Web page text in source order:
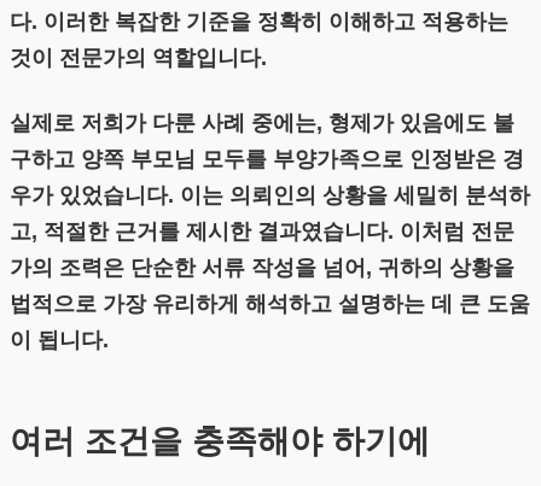
다. 이러한 복잡한 기준을 정확히 이해하고 적용하는
것이 전문가의 역할입니다.
실제로 저희가 다룬 사례 중에는, 형제가 있음에도 불
구하고 양쪽 부모님 모두를 부양가족으로 인정받은 경
우가 있었습니다. 이는 의뢰인의 상황을 세밀히 분석하
고, 적절한 근거를 제시한 결과였습니다. 이처럼 전문
가의 조력은 단순한 서류 작성을 넘어, 귀하의 상황을
법적으로 가장 유리하게 해석하고 설명하는 데 큰 도움
이 됩니다.
여러 조건을 충족해야 하기에